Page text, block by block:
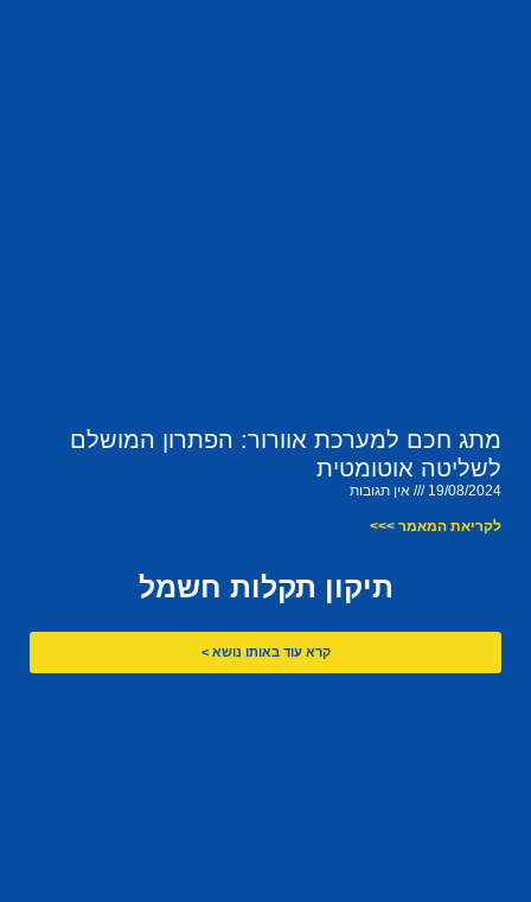
מתג חכם למערכת אוורור: הפתרון המושלם
לשליטה אוטומטית
19/08/2024 אין תגובות
לקריאת המאמר >>>
תיקון תקלות חשמל
קרא עוד באותו נושא >